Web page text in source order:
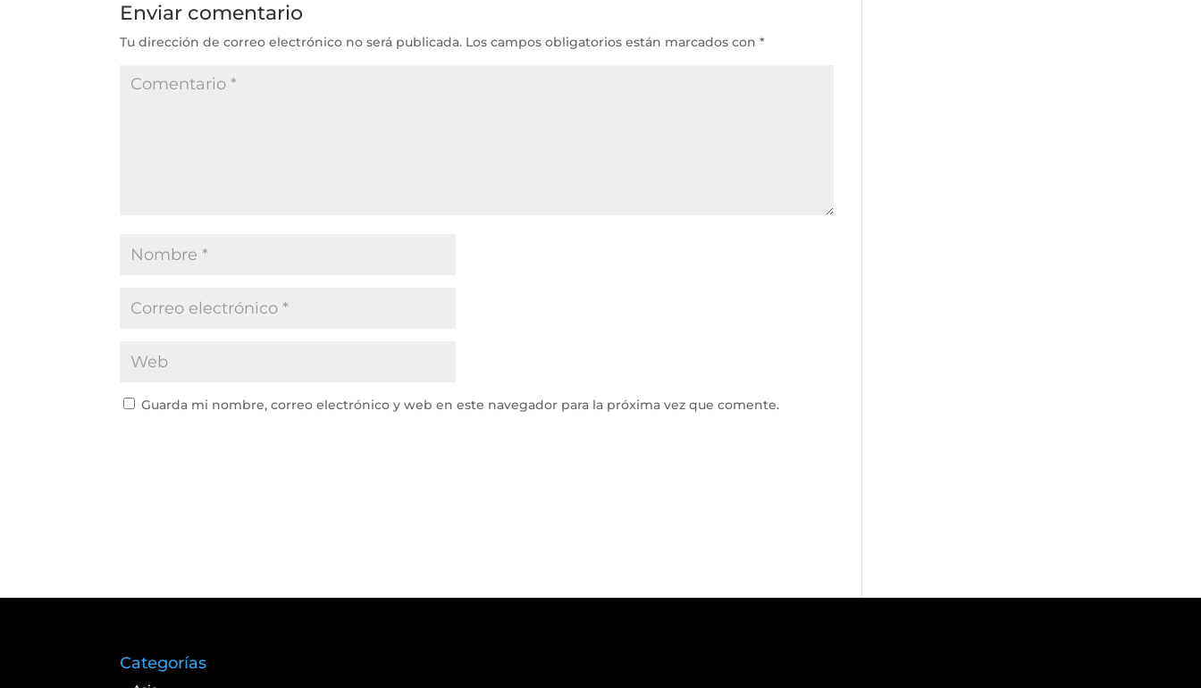
Enviar comentario
Tu dirección de correo electrónico no será publicada. Los campos obligatorios están marcados con*
Guarda mi nombre, correo electrónico y web en este navegador para la próxima vez que comente.
Categorías